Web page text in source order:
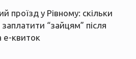
проїзд у Рівному: скільки
“зайцям” після
е-квиток